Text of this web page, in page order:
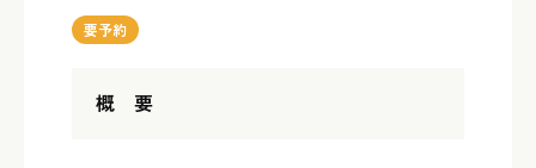
要予約
概 要